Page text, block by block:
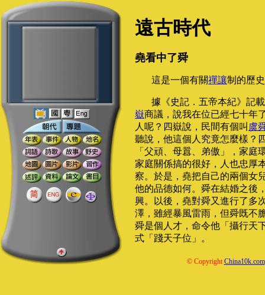
遠古時代
堯看中了舜
這是一個有關禪讓制的歷
據《史記．五帝本紀》記
嶽商議，說我在位已經七十年
人呢？四嶽說，民間有個叫 虞
聽說，他這個人究竟怎麼樣？
「父頑、母囂、弟傲」，家庭
家庭關係搞的很好，人也忠厚
察。於是，堯把自己的兩個女
他的品德如何。舜在結婚之後
興。以後，堯對舜又進行了多
澤，雖經暴風雷雨，但舜既不
舜是個人才，命令他「攝行天
式「踐天子位」。
© CopyrightChina10k.com